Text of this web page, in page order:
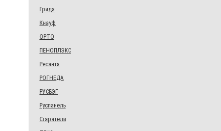
Грида
Кнауф
ОРТО
ПЕНОПЛЭКС
Ресанта
РОГНЕДА
РУСБЭГ
Руспанель
Старатели